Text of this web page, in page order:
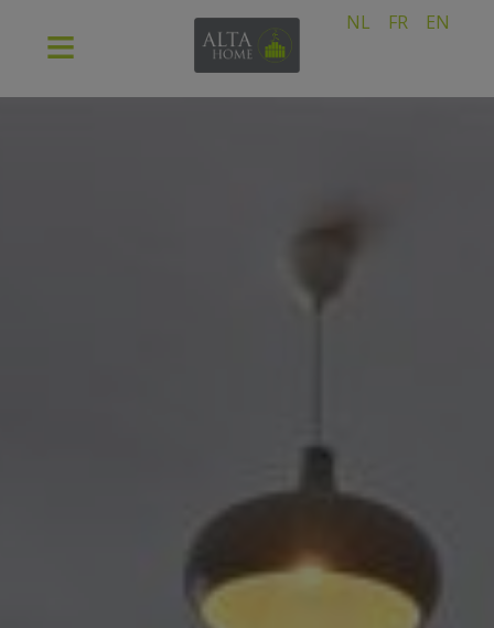
NL FR EN